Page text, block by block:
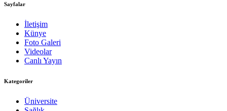
Sayfalar
İletişim
Künye
Foto Galeri
Videolar
Canlı Yayın
Kategoriler
Üniversite